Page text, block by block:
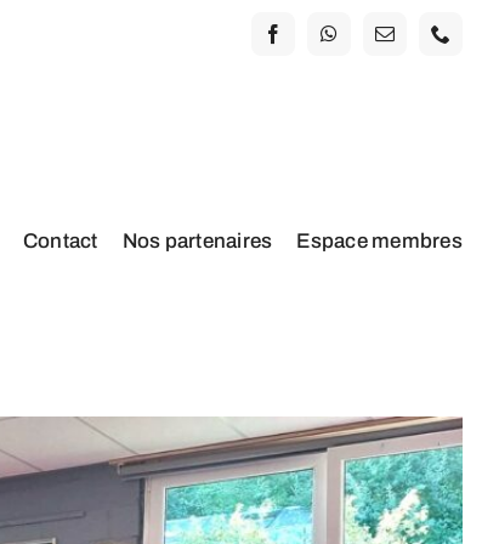
Contact Nos partenaires Espace membres